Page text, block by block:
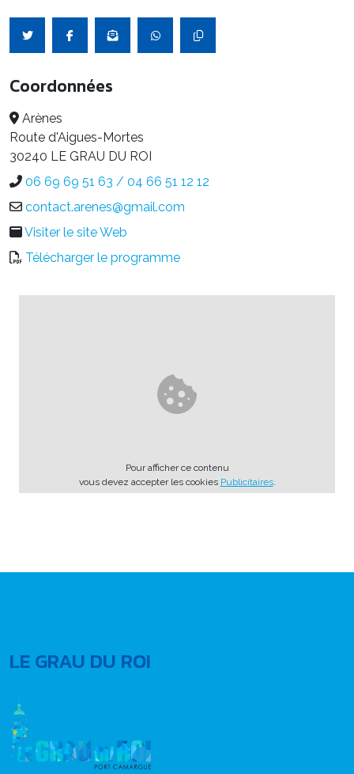
Coordonnées
Arènes
Route d'Aigues-Mortes
30240 LE GRAU DU ROI
06 69 69 51 63 / 04 66 51 12 12
contact.arenes@gmail.com
Visiter le site Web
Télécharger le programme
Pour afficher ce contenu
vous devez accepter les cookies Publicitaires.
LE GRAU DU ROI